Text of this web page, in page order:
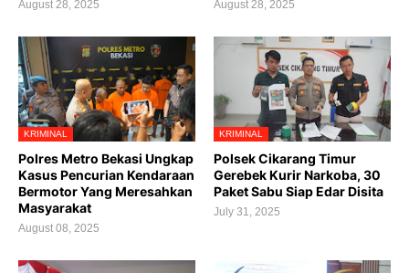
August 28, 2025 August 28, 2025
KRIMINAL
Polres Metro Bekasi Ungkap
Kasus Pencurian Kendaraan
Bermotor Yang Meresahkan
Masyarakat
August 08, 2025
KRIMINAL
Polsek Cikarang Timur
Gerebek Kurir Narkoba, 30
Paket Sabu Siap Edar Disita
July 31, 2025